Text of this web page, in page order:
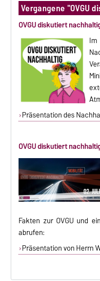
Vergangene "OVGU
OVGU diskutiert
Präsentation des
OVGU diskutiert
Fakten zur OVGU und
abrufen:
Präsentation von Herrn